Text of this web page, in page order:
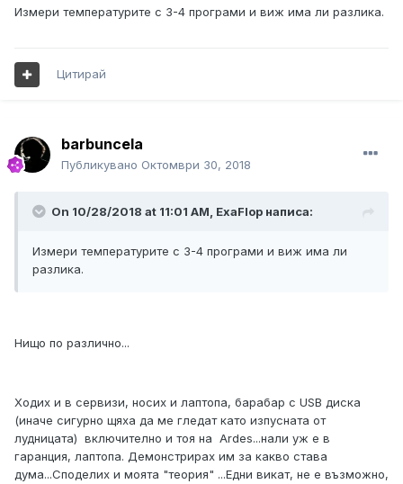
Измери температурите с 3-4 програми и виж има ли разлика.
Цитирай
barbuncela
Публикувано Октомври 30, 2018
On 10/28/2018 at 11:01 AM, ExaFlop написа:
Измери температурите с 3-4 програми и виж има ли
разлика.
Нищо по различно...
Ходих и в сервизи, носих и лаптопа, барабар с USB диска
(иначе сигурно щяха да ме гледат като изпусната от
лудницата) включително и тоя на Ardes...нали уж е в
гаранция, лаптопа. Демонстрирах им за какво става
дума...Споделих и моята "теория" ...Едни викат, не е възможно,